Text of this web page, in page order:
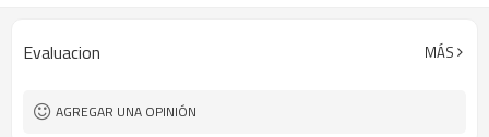
Evaluacion MÁS
AGREGAR UNA OPINIÓN